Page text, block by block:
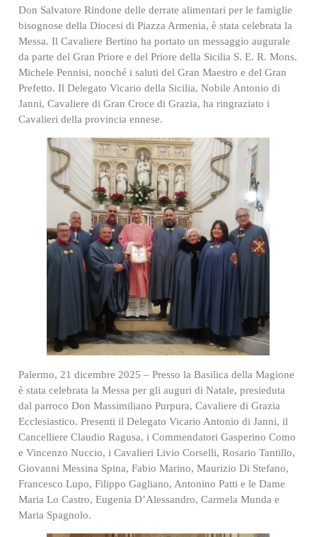
Don Salvatore Rindone delle derrate alimentari per le famiglie
bisognose della Diocesi di Piazza Armenia, è stata celebrata la
Messa. Il Cavaliere Bertino ha portato un messaggio augurale
da parte del Gran Priore e del Priore della Sicilia S. E. R. Mons.
Michele Pennisi, nonché i saluti del Gran Maestro e del Gran
Prefetto. Il Delegato Vicario della Sicilia, Nobile Antonio di
Janni, Cavaliere di Gran Croce di Grazia, ha ringraziato i
Cavalieri della provincia ennese.
Palermo, 21 dicembre 2025 – Presso la Basilica della Magione
è stata celebrata la Messa per gli auguri di Natale, presieduta
dal parroco Don Massimiliano Purpura, Cavaliere di Grazia
Ecclesiastico. Presenti il Delegato Vicario Antonio di Janni, il
Cancelliere Claudio Ragusa, i Commendatori Gasperino Como
e Vincenzo Nuccio, i Cavalieri Livio Corselli, Rosario Tantillo,
Giovanni Messina Spina, Fabio Marino, Maurizio Di Stefano,
Francesco Lupo, Filippo Gagliano, Antonino Patti e le Dame
Maria Lo Castro, Eugenia D’Alessandro, Carmela Munda e
Maria Spagnolo.